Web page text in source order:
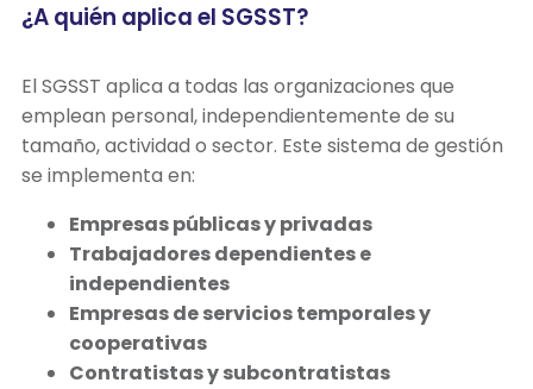
¿A quién aplica el SGSST?
El SGSST aplica a todas las organizaciones que
emplean personal, independientemente de su
tamaño, actividad o sector. Este sistema de gestión
se implementa en:
Empresas públicas y privadas
Trabajadores dependientes e
independientes
Empresas de servicios temporales y
cooperativas
Contratistas y subcontratistas